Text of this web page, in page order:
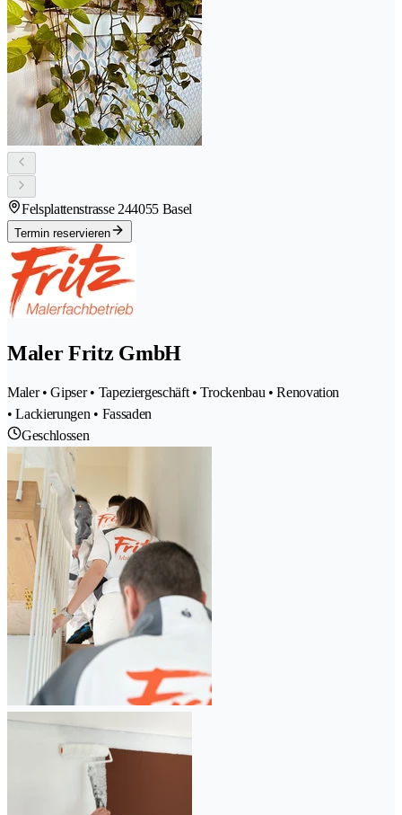
Felsplattenstrasse 244055 Basel
Termin reservieren
Maler Fritz GmbH
Maler • Gipser • Tapeziergeschäft • Trockenbau • Renovation
• Lackierungen • Fassaden
Geschlossen